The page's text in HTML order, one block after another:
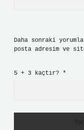
Daha sonraki
posta adresim ve
5 + 3 kaçtır? *